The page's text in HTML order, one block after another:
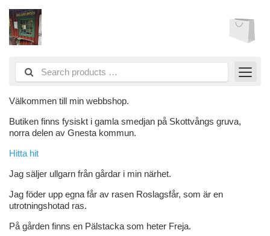
Välkommen till min webbshop.
Butiken finns fysiskt i gamla smedjan på Skottvångs gruva,
norra delen av Gnesta kommun.
Hitta hit
Jag säljer ullgarn från gårdar i min närhet.
Jag föder upp egna får av rasen Roslagsfår, som är en
utrotningshotad ras.
På gården finns en Pälstacka som heter Freja.